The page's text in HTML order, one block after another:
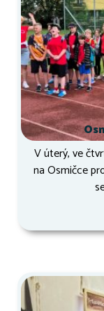
V úterý, ve
na Osmičce